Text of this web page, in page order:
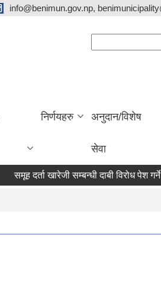
info@benimun.gov.np,
निर्णयहरु अनुदान/विशेष
सेवा
समूह दर्ता खारेजी सम्बन्धी दाबी विरोध पेश गर्ने